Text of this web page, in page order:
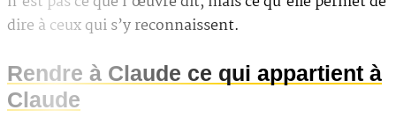
dire à ceux qui s’y reconnaissent.
Rendre à Claude ce qui appartient à
Claude